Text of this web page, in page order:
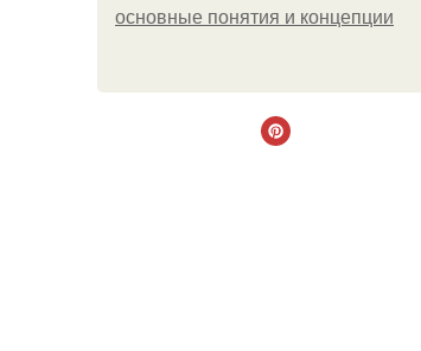
основные понятия и концепции